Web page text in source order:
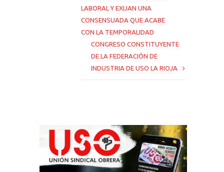
LABORAL Y EXIJAN UNA
CONSENSUADA QUE ACABE
CON LA TEMPORALIDAD
CONGRESO CONSTITUYENTE
DE LA FEDERACIÓN DE
INDUSTRIA DE USO LA RIOJA